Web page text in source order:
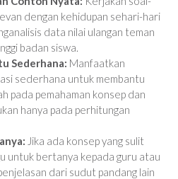
dengan kehidupan sehari-hari
data nilai ulangan teman
badan siswa.
Sederhana: Manfaatkan
sederhana untuk membantu
pada pemahaman konsep dan
hanya pada perhitungan
Jika ada konsep yang sulit
untuk bertanya kepada guru atau
dari sudut pandang lain